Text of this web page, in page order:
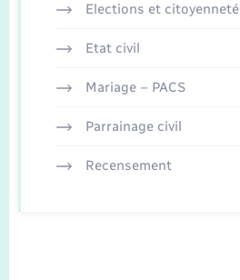
Elections et citoyenneté
Etat civil
Mariage – PACS
Parrainage civil
Recensement